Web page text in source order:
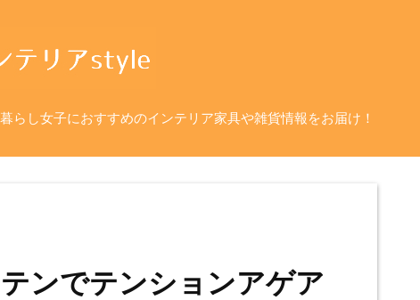
らし女子におすすめのインテリア家具や雑貨情報をお届け！
ンでテンションアゲア